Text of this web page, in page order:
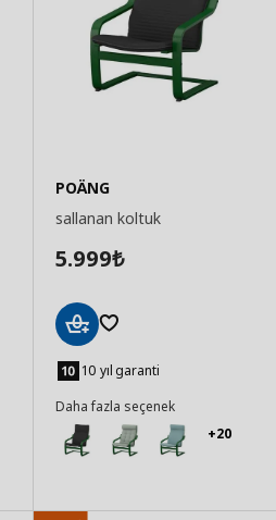
POÄNG
sallanan koltuk
5.999₺
Ekle 10 yıl garanti
Daha fazla seçenek
+20